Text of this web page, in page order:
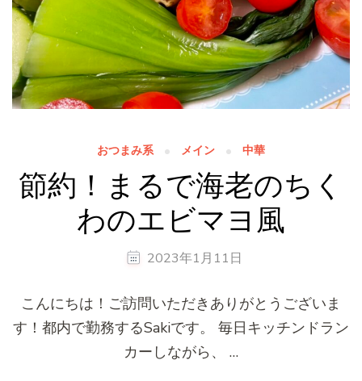
おつまみ系 メイン 中華
節約！まるで海老のちく
わのエビマヨ風
2023年1月11日
こんにちは！ご訪問いただきありがとうございま
す！都内で勤務するSakiです。 毎日キッチンドラン
カーしながら、 …